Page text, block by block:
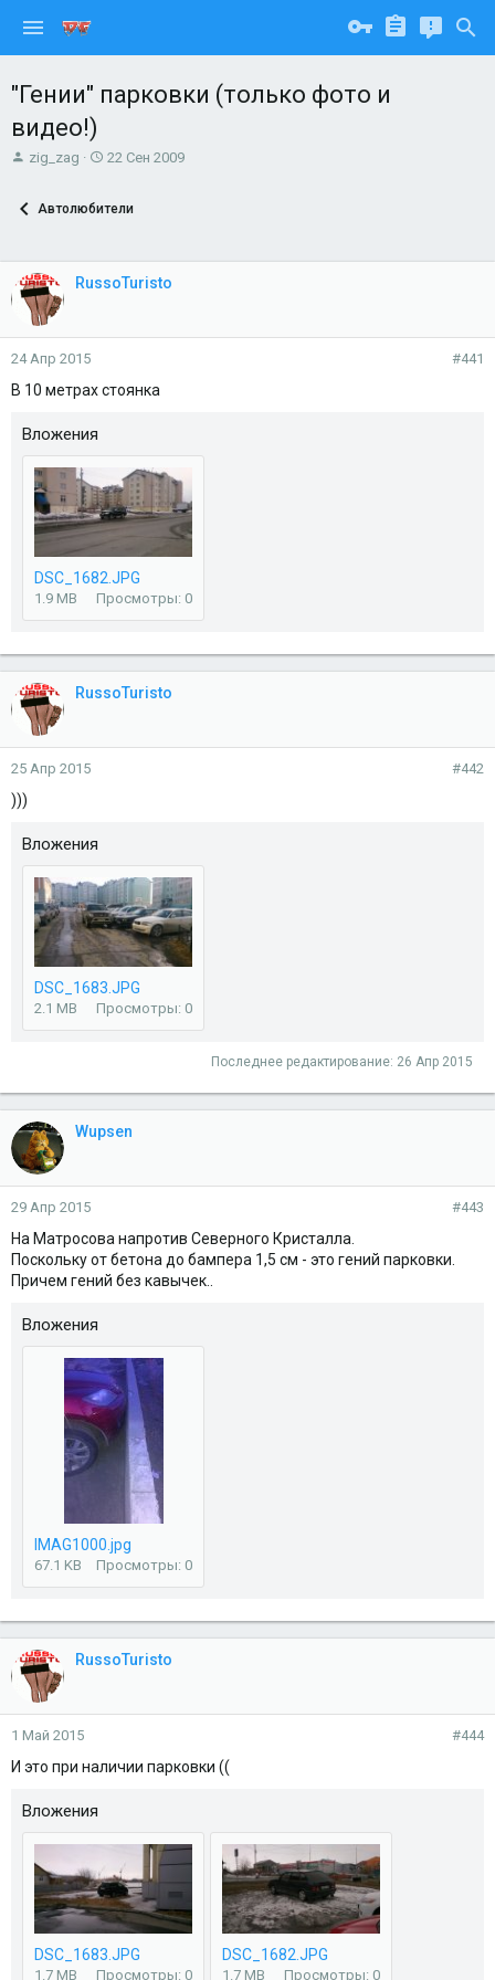
"Гении" парковки (только фото и
видео!)
А
о
е
м
ы
zig_zag
Д
а
ч
а
22 Сен 2009
Автолюбители
RussoTuristo
24 Апр 2015 #441
В 10 метрах стоянка
Вложения
DSC_1682.JPG
1.9 MB Просмотры: 0
RussoTuristo
25 Апр 2015 #442
)))
Вложения
DSC_1683.JPG
2.1 MB Просмотры: 0
Последнее редактирование: 26 Апр 2015
Wupsen
29 Апр 2015 #443
На Матросова напротив Северного Кристалла.
Поскольку от бетона до бампера 1,5 см - это гений парковки.
Причем гений без кавычек..
Вложения
IMAG1000.jpg
67.1 KB Просмотры: 0
RussoTuristo
1 Май 2015 #444
И это при наличии парковки ((
Вложения
DSC_1683.JPG
1.7 MB Просмотры: 0
DSC_1682.JPG
1.7 MB Просмотры: 0